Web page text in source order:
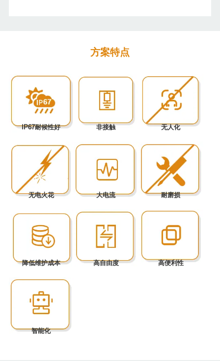
方案特点
IP67耐候性好 非接触 无人化
无电火花 大电流 耐磨损
降低维护成本 高自由度 高便利性
智能化